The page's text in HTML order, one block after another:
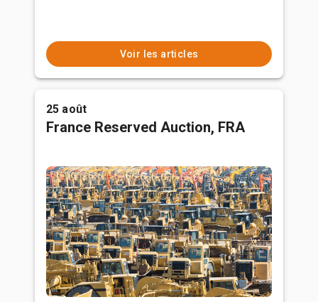
Voir les articles
25 août
France Reserved Auction, FRA